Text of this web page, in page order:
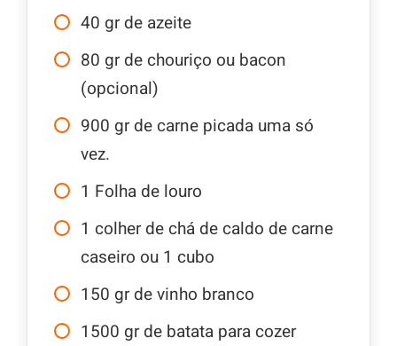
40 gr de azeite
80 gr de chouriço ou bacon
(opcional)
900 gr de carne picada uma só
vez.
1 Folha de louro
1 colher de chá de caldo de carne
caseiro ou 1 cubo
150 gr de vinho branco
1500 gr de batata para cozer